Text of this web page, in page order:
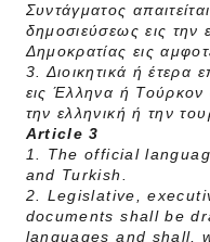
Συντάγματος
δημοσιεύσεως εις την
Δημοκρατίας εις
3. Διοικητικά ή έτερα
εις Έλληνα ή Τούρκον
την ελληνική ή την
Article 3
1. The official
and Turkish.
2. Legislative,
documents shall be
languages and shall,